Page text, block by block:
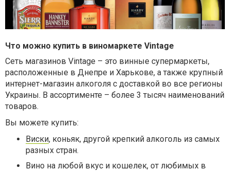
Что можно купить в виномаркете Vintage
Сеть магазинов Vintage – это винные супермаркеты,
расположенные в Днепре и Харькове, а также крупный
интернет-магазин алкоголя с доставкой во все регионы
Украины. В ассортименте – более 3 тысяч наименований
товаров.
Вы можете купить:
Виски, коньяк, другой крепкий алкоголь из самых
разных стран.
Вино на любой вкус и кошелек, от любимых в